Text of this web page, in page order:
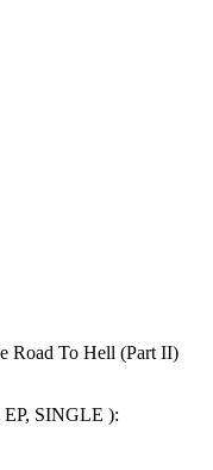
Road To Hell (Part II)
SINGLE ):